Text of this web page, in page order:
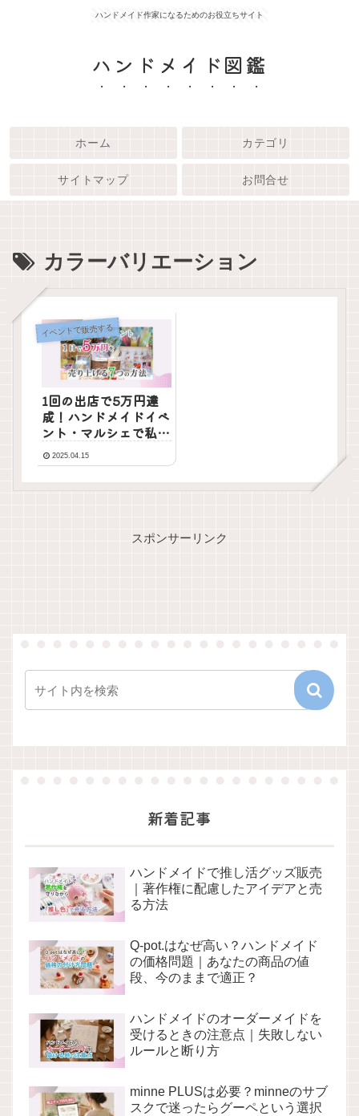
ハンドメイド作家になるためのお役立ちサイト
ハンドメイド図鑑
ホーム カテゴリ
サイトマップ お問合せ
カラーバリエーション
イベントで販売する
1回の出店で5万円達
成！ハンドメイドイベ
ント・マルシェで私が
実践した7つの事
2025.04.15
スポンサーリンク
新着記事
ハンドメイドで推し活グッズ販売
｜著作権に配慮したアイデアと売
る方法
Q-pot.はなぜ高い？ハンドメイド
の価格問題｜あなたの商品の値
段、今のままで適正？
ハンドメイドのオーダーメイドを
受けるときの注意点｜失敗しない
ルールと断り方
minne PLUSは必要？minneのサブ
スクで迷ったらグーペという選択